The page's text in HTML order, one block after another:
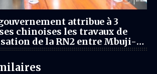
attribue à 3
chinoises les travaux de
de la RN2 entre Mbuji-